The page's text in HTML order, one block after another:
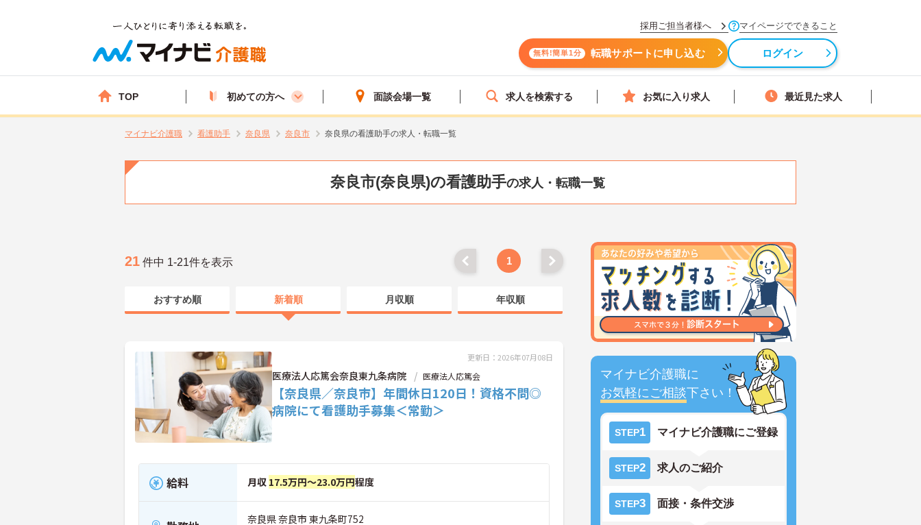
採用ご担当者様へ マイページでできること
無料!簡単1分 転職サポートに申し込む ログイン
TOP 初めての方へ 面談会場一覧 求人を検索する お気に入り求人 最近見た求人
マイナビ介護職 看護助手 奈良県 奈良市 奈良県の看護助手の求人・転職一覧
奈良市(奈良県)の看護助手の求人・転職一覧
マイナビ介護職に
お気軽にご相談下さい！
STEP1 マイナビ介護職にご登録
STEP2 求人のご紹介
STEP3 面接・条件交渉
21 件中 1-21件を表示 1
おすすめ順 新着順 月収順 年収順
更新日：2026年07月08日
医療法人応篤会奈良東九条病院 医療法人応篤会
【奈良県／奈良市】年間休日120日！資格不問◎
病院にて看護助手募集＜常勤＞
給料 月収 17.5万円～23.0万円程度
奈良県 奈良市 東九条町752